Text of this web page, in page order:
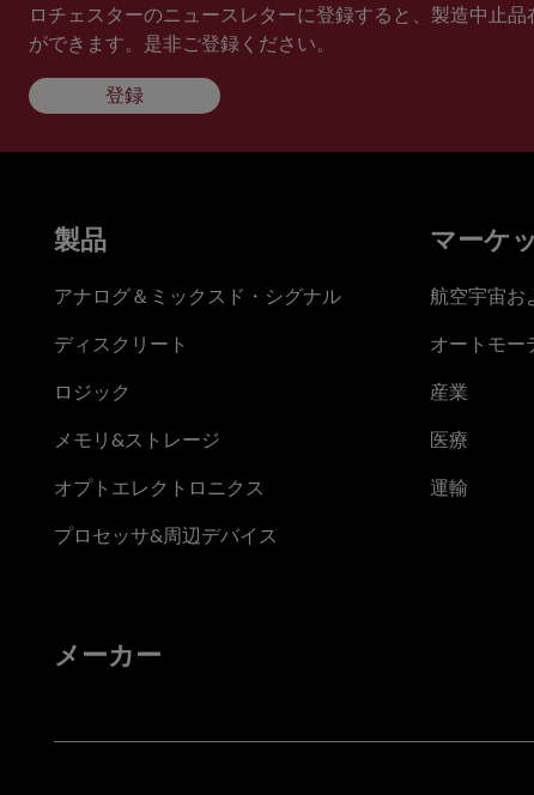
ロチェスターのニュースレターに登録すると、製造中止
ができます。是非ご登録ください。
登録
製品
アナログ＆ミックスド・シグナル
ディスクリート
ロジック
メモリ&ストレージ
オプトエレクトロニクス
プロセッサ&周辺デバイス
マーケ
航空宇宙お
オートモー
産業
医療
運輸
メーカー